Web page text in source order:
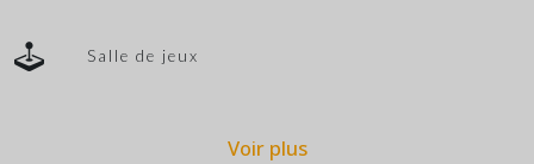
Salle de jeux
Voir plus